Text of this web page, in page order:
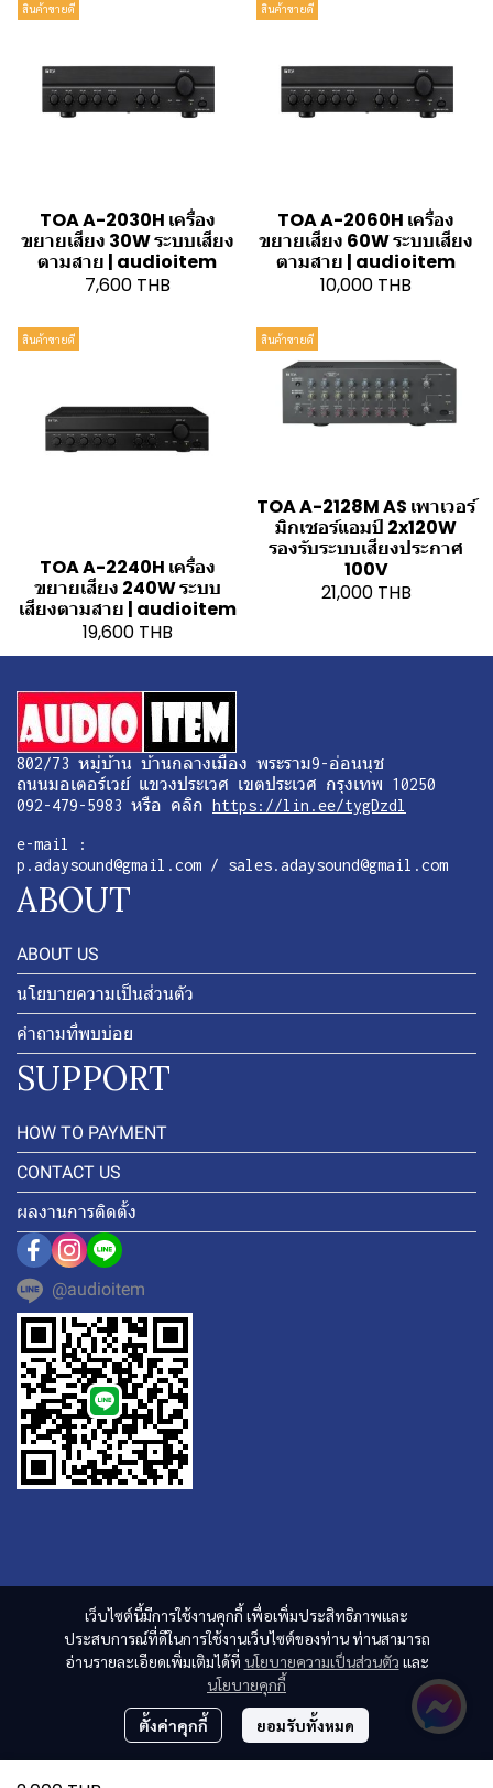
สินค้าขายดี
TOA A-2030H เครื่อง
ขยายเสียง 30W ระบบเสียง
ตามสาย | audioitem
7,600 THB
สินค้าขายดี
TOA A-2060H เครื่อง
ขยายเสียง 60W ระบบเสียง
ตามสาย | audioitem
10,000 THB
สินค้าขายดี
TOA A-2240H เครื่อง
ขยายเสียง 240W ระบบ
เสียงตามสาย | audioitem
19,600 THB
สินค้าขายดี
TOA A-2128M AS เพาเวอร์
มิกเซอร์แอมป์ 2x120W
รองรับระบบเสียงประกาศ
100V
21,000 THB
เว็บไซต์นี้มีการใช้งานคุกกี้ เพื่อเพิ่มประสิทธิภาพและ
ประสบการณ์ที่ดีในการใช้งานเว็บไซต์ของท่าน ท่านสามารถ
อ่านรายละเอียดเพิ่มเติมได้ที่ นโยบายความเป็นส่วนตัว และ
นโยบายคุกกี้
ตั้งค่าคุกกี้ ยอมรับทั้งหมด
802/73 หมู่บ้าน บ้านกลางเมือง พระราม9-อ่อนนุช
ถนนมอเตอร์เวย์ แขวงประเวศ เขตประเวศ กรุงเทพ 10250
092-479-5983 หรือ คลิก https://lin.ee/tygDzdl
e-mail :
p.adaysound@gmail.com / sales.adaysound@gmail.com
ABOUT
ABOUT US
นโยบายความเป็นส่วนตัว
คำถามที่พบบ่อย
SUPPORT
HOW TO PAYMENT
CONTACT US
ผลงานการติดตั้ง
@audioitem